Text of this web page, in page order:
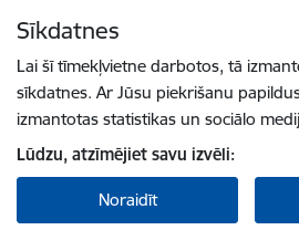
Sīkdatnes
Lai šī tīmekļvietne darbotos, tā
sīkdatnes. Ar Jūsu piekrišanu
izmantotas statistikas un sociālo
Lūdzu, atzīmējiet savu izvēli:
Noraidīt